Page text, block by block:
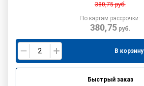
380,75руб.
По картам рассрочки:
380,75руб.
В корзину
Быстрый заказ